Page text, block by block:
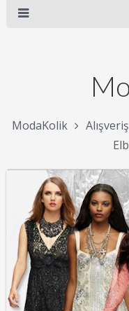
ModaKolik Alışveriş